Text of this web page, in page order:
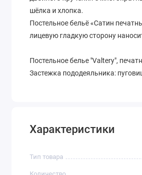
шёлка и хлопка.
Постельное бельё «Сатин
лицевую гладкую сторону
Постельное белье "Valtery",
Застежка пододеяльника:
Характеристики
Тип товара